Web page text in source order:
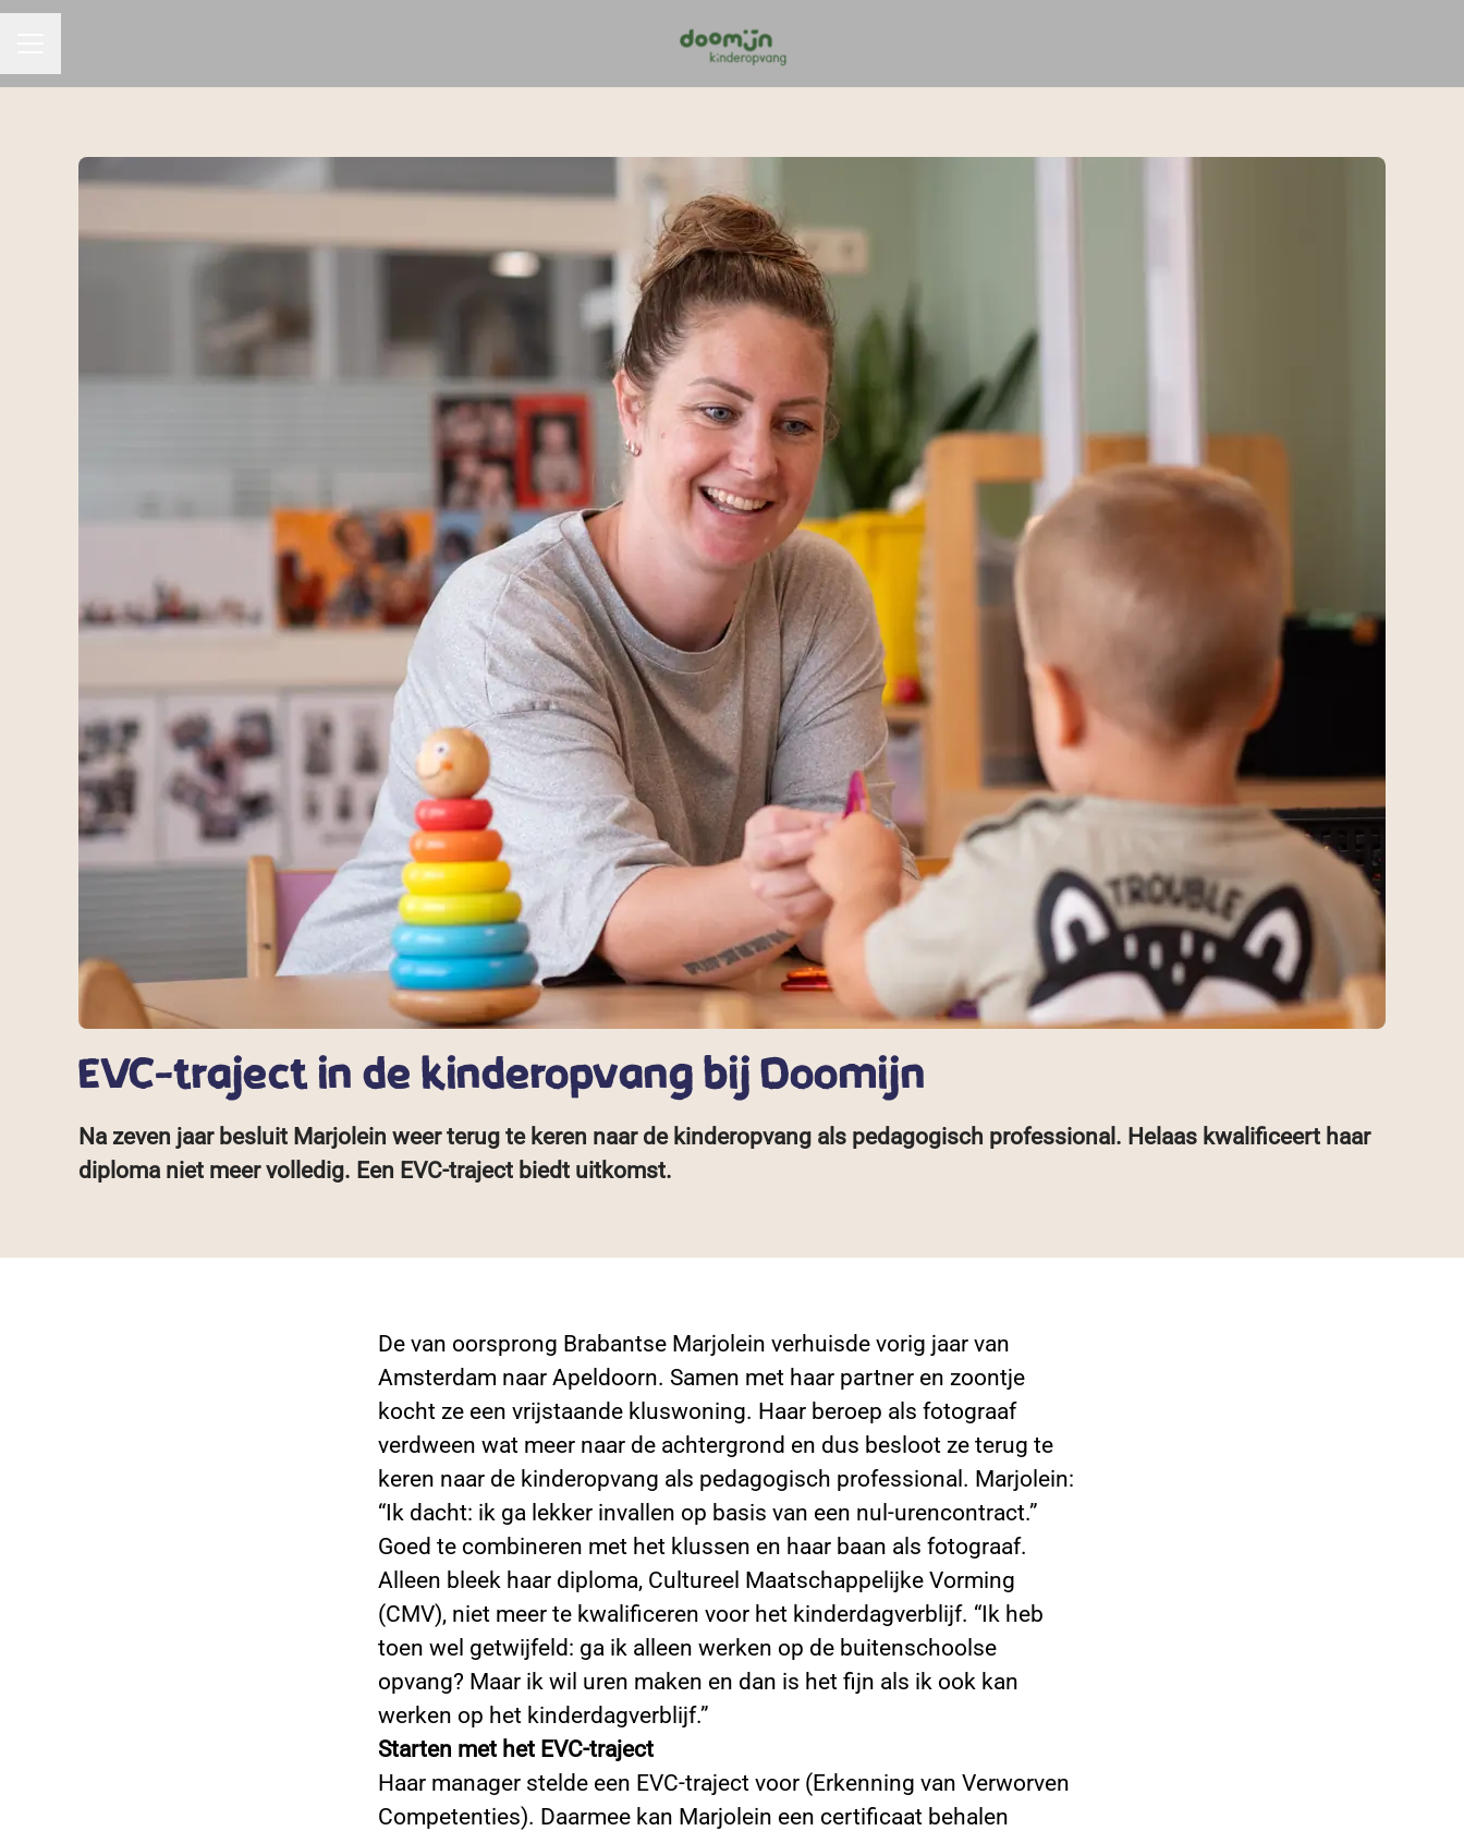
EVC-traject in de kinderopvang bij Doomijn
Na zeven jaar besluit Marjolein weer terug te keren naar de kinderopvang als pedagogisch professional. Helaas kwalificeert haar
diploma niet meer volledig. Een EVC-traject biedt uitkomst.
De van oorsprong Brabantse Marjolein verhuisde vorig jaar van
Amsterdam naar Apeldoorn. Samen met haar partner en zoontje
kocht ze een vrijstaande kluswoning. Haar beroep als fotograaf
verdween wat meer naar de achtergrond en dus besloot ze terug te
keren naar de kinderopvang als pedagogisch professional. Marjolein:
“Ik dacht: ik ga lekker invallen op basis van een nul-urencontract.”
Goed te combineren met het klussen en haar baan als fotograaf.
Alleen bleek haar diploma, Cultureel Maatschappelijke Vorming
(CMV), niet meer te kwalificeren voor het kinderdagverblijf. “Ik heb
toen wel getwijfeld: ga ik alleen werken op de buitenschoolse
opvang? Maar ik wil uren maken en dan is het fijn als ik ook kan
werken op het kinderdagverblijf.”
Starten met het EVC-traject
Haar manager stelde een EVC-traject voor (Erkenning van Verworven
Competenties). Daarmee kan Marjolein een certificaat behalen